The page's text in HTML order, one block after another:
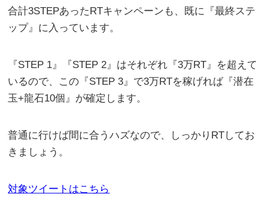
合計3STEPあったRTキャンペーンも、既に『最終ステ
ップ』に入っています。
『STEP 1』『STEP 2』はそれぞれ『3万RT』を超えて
いるので、この『STEP 3』で3万RTを稼げれば『潜在
玉+龍石10個』が確定します。
普通に行けば間に合うハズなので、しっかりRTしてお
きましょう。
対象ツイートはこちら